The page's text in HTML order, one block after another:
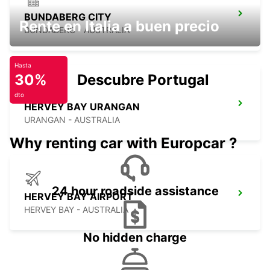
BUNDABERG CITY
BUNDABERG - AUSTRALIA
HERVEY BAY URANGAN
URANGAN - AUSTRALIA
HERVEY BAY AIRPORT
HERVEY BAY - AUSTRALIA
Rente en Italia a buen precio
Hasta
30%
dto
Descubre Portugal
Why renting car with Europcar ?
24 hour roadside assistance
No hidden charge